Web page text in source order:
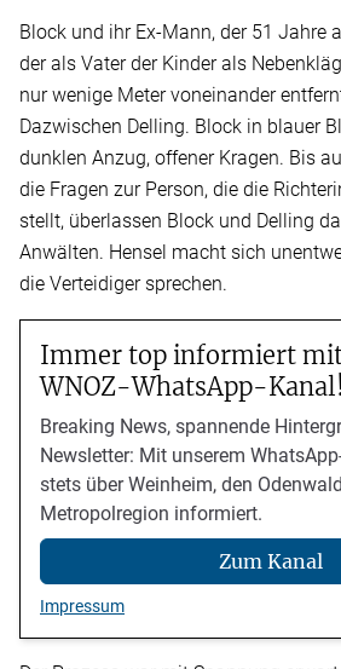
Block und ihr Ex-Mann, der 51 Jahre
der als Vater der Kinder als
nur wenige Meter voneinander
Dazwischen Delling. Block in blauer
dunklen Anzug, offener Kragen. Bis
die Fragen zur Person, die die
stellt, überlassen Block und Delling
Anwälten. Hensel macht sich
die Verteidiger sprechen.
Immer top informiert
WNOZ-WhatsApp-Kanal!
Breaking News, spannende
Newsletter: Mit unserem
stets über Weinheim, den
Metropolregion informiert.
Zum Kanal
Impressum